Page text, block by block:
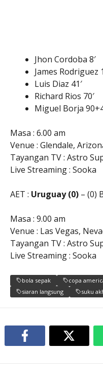
Jhon Cordoba 8′
James Rodriguez
Luis Diaz 41′
Richard Rios 70′
Miguel Borja
Masa : 6.00 am
Venue : Glendale,
Tayangan TV : Astro
Live Streaming : Sooka
AET : Uruguay (0) – (0)
Masa : 9.00 am
Venue : Las Vegas,
Tayangan TV : Astro
Live Streaming : Sooka
bola sepak copa
siaran langsung
suku